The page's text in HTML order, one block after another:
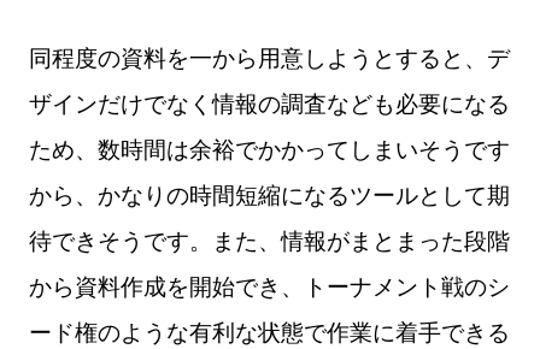
同程度の資料を一から用意しようとすると、デ
ザインだけでなく情報の調査なども必要になる
ため、数時間は余裕でかかってしまいそうです
から、かなりの時間短縮になるツールとして期
待できそうです。また、情報がまとまった段階
から資料作成を開始でき、トーナメント戦のシ
ード権のような有利な状態で作業に着手できる